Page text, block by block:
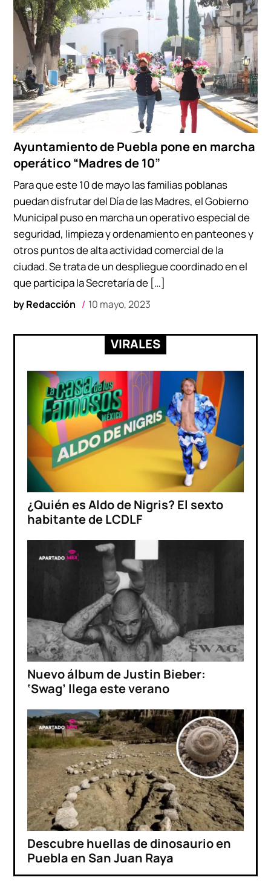
Ayuntamiento de Puebla pone en marcha
operático “Madres de 10”
byRedacción 10 mayo, 2023
Para que este 10 de mayo las familias poblanas
puedan disfrutar del Día de las Madres, el Gobierno
Municipal puso en marcha un operativo especial de
seguridad, limpieza y ordenamiento en panteones y
otros puntos de alta actividad comercial de la
ciudad. Se trata de un despliegue coordinado en el
que participa la Secretaría de […]
VIRALES
¿Quién es Aldo de Nigris? El sexto
habitante de LCDLF
Nuevo álbum de Justin Bieber:
‘Swag’ llega este verano
Descubre huellas de dinosaurio en
Puebla en San Juan Raya